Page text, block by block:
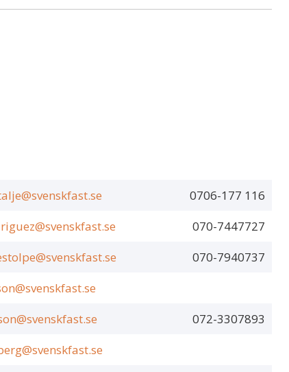
0706-177 116
070-7447727
070-7940737
072-3307893